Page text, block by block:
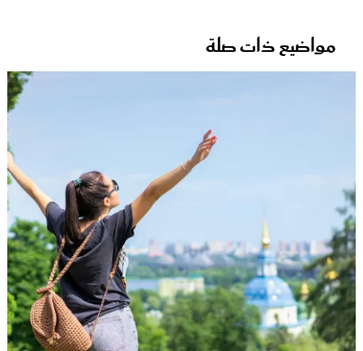
مواضيع ذات صلة